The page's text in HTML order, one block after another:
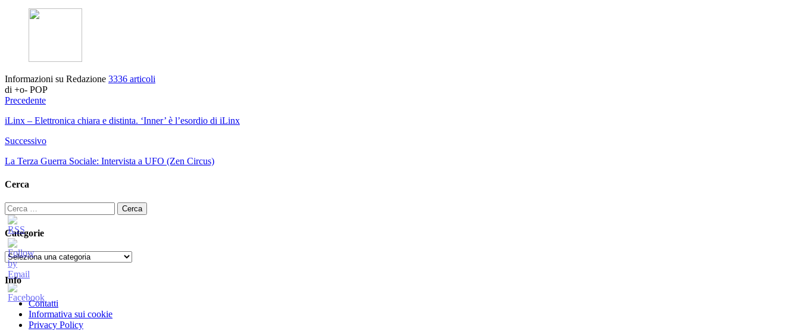
Informazioni su Redazione 3336 articoli
di +o- POP
Precedente
iLinx – Elettronica chiara e distinta. ‘Inner’ è l’esordio di iLinx
Successivo
La Terza Guerra Sociale: Intervista a UFO (Zen Circus)
Cerca
Ricerca
per:
Categorie
Categorie
Info
Contatti
Informativa sui cookie
Privacy Policy